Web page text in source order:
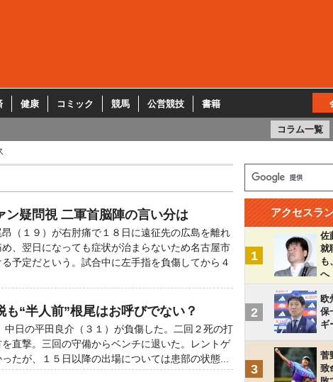
健康 コミック 競馬 公営競技 書籍
コラム一覧
ン疑問視 二軍首脳陣の言い分は
（１９）が右肘痛で１８日に遠征先の広島を離れ
、翌日になっても症状が治まらないため名古屋市
予定だという。試合中に左手指を負傷してから４
“半人前”根尾はお呼びでない？
日の平田良介（３１）が負傷した。二回２死の打
直撃。三回の守備からベンチに退いた。レントゲ
たが、１５日以降の出場については患部の状態...
アクセスラ
1
佐
就
も
へ
2
欧
保
ギ
3
菅
致